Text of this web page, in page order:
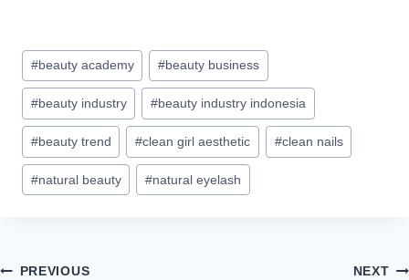
#beauty academy #beauty business
#beauty industry #beauty industry indonesia
#beauty trend #clean girl aesthetic #clean nails
#natural beauty #natural eyelash
PREVIOUS NEXT